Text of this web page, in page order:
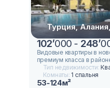
Турция,
102’000 - 248’
Видовые квартиры в
премиум класса в
Тип недвижимости:
Комнаты: 1 спальня
53-124м²